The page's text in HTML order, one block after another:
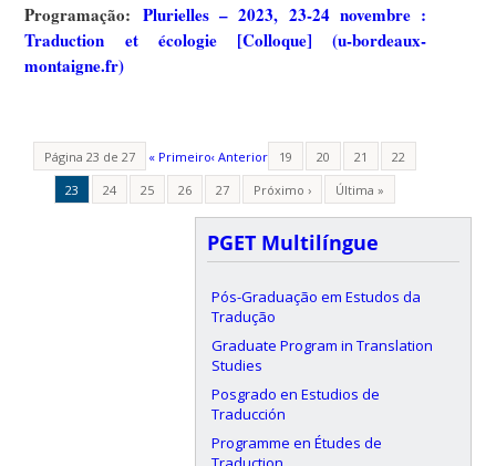
Programação: Plurielles – 2023, 23-24 novembre :
Traduction et écologie [Colloque] (u-bordeaux-
montaigne.fr)
Página 23 de 27 « Primeiro‹ Anterior 19 20 21
22
23
24 25 26 27 Próximo › Última »
PGET Multilíngue
Pós-Graduação em Estudos da
Tradução
Graduate Program in Translation
Studies
Posgrado en Estudios de
Traducción
Programme en Études de